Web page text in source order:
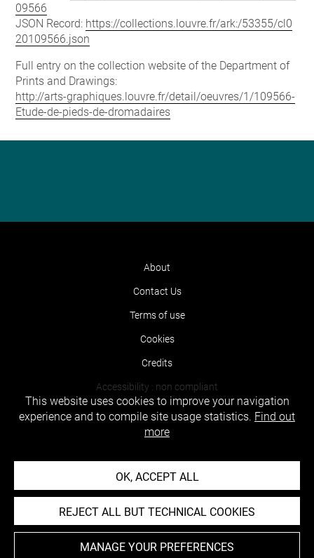
09566
JSON Record: https://collections.louvre.fr/ark:/53355/cl0
20109566.json
Full entry on the collection website of the Department of
Prints and Drawings:
http://arts-graphiques.louvre.fr/detail/oeuvres/1/109566-
Etude-de-pieds-de-dromadaires
About
Contact Us
Terms of use
Cookies
Credits
Accessibility : non compliant
This website uses cookies to improve your navigation
experience and to compile site usage statistics. Find out
more
OK, ACCEPT ALL
REJECT ALL BUT TECHNICAL COOKIES
MANAGE YOUR PREFERENCES